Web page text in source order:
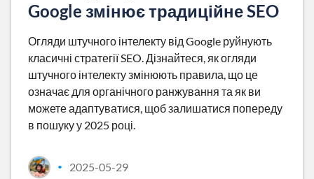
Google змінює традиційне SEO
Огляди штучного інтелекту від Google руйнують
класичні стратегії SEO. Дізнайтеся, як огляди
штучного інтелекту змінюють правила, що це
означає для органічного ранжування та як ви
можете адаптуватися, щоб залишатися попереду
в пошуку у 2025 році.
• 2025-05-29